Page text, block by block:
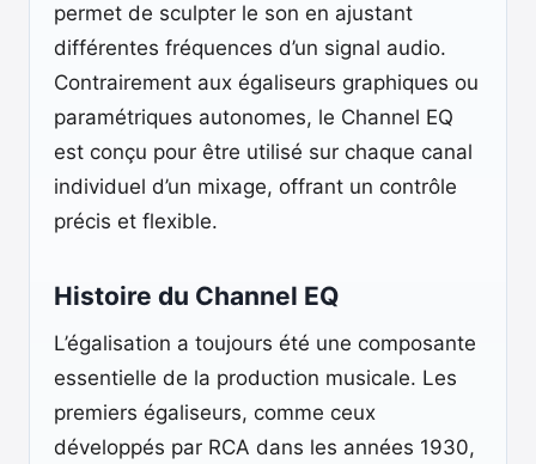
permet de sculpter le son en ajustant
différentes fréquences d’un signal audio.
Contrairement aux égaliseurs graphiques ou
paramétriques autonomes, le Channel EQ
est conçu pour être utilisé sur chaque canal
individuel d’un mixage, offrant un contrôle
précis et flexible.
Histoire du Channel EQ
L’égalisation a toujours été une composante
essentielle de la production musicale. Les
premiers égaliseurs, comme ceux
développés par RCA dans les années 1930,